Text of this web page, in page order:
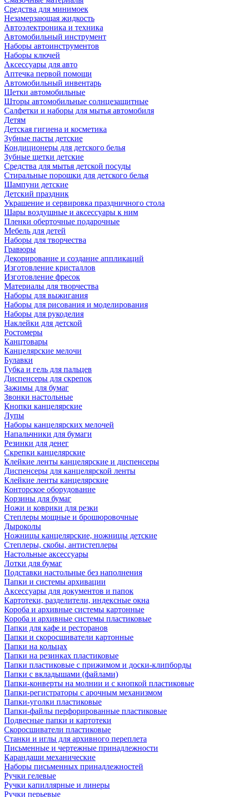
Средства для минимоек
Незамерзающая жидкость
Автоэлектроника и техника
Автомобильный инструмент
Наборы автоинструментов
Наборы ключей
Аксессуары для авто
Аптечка первой помощи
Автомобильный инвентарь
Щетки автомобильные
Шторы автомобильные солнцезащитные
Салфетки и наборы для мытья автомобиля
Детям
Детская гигиена и косметика
Зубные пасты детские
Кондиционеры для детского белья
Зубные щетки детские
Средства для мытья детской посуды
Стиральные порошки для детского белья
Шампуни детские
Детский праздник
Украшение и сервировка праздничного стола
Шары воздушные и аксессуары к ним
Пленки оберточные подарочные
Мебель для детей
Наборы для творчества
Гравюры
Декорирование и создание аппликаций
Изготовление кристаллов
Изготовление фресок
Материалы для творчества
Наборы для выжигания
Наборы для рисования и моделирования
Наборы для рукоделия
Наклейки для детской
Ростомеры
Канцтовары
Канцелярские мелочи
Булавки
Губка и гель для пальцев
Диспенсеры для скрепок
Зажимы для бумаг
Звонки настольные
Кнопки канцелярские
Лупы
Наборы канцелярских мелочей
Напальчники для бумаги
Резинки для денег
Скрепки канцелярские
Клейкие ленты канцелярские и диспенсеры
Диспенсеры для канцелярской ленты
Клейкие ленты канцелярские
Конторское оборудование
Корзины для бумаг
Ножи и коврики для резки
Степлеры мощные и брошюровочные
Дыроколы
Ножницы канцелярские, ножницы детские
Степлеры, скобы, антистеплеры
Настольные аксессуары
Лотки для бумаг
Подставки настольные без наполнения
Папки и системы архивации
Аксессуары для документов и папок
Картотеки, разделители, индексные окна
Короба и архивные системы картонные
Короба и архивные системы пластиковые
Папки для кафе и ресторанов
Папки и скоросшиватели картонные
Папки на кольцах
Папки на резинках пластиковые
Папки пластиковые с прижимом и доски-клипборды
Папки с вкладышами (файлами)
Папки-конверты на молнии и с кнопкой пластиковые
Папки-регистраторы с арочным механизмом
Папки-уголки пластиковые
Папки-файлы перфорированные пластиковые
Подвесные папки и картотеки
Скоросшиватели пластиковые
Станки и иглы для архивного переплета
Письменные и чертежные принадлежности
Карандаши механические
Наборы письменных принадлежностей
Ручки гелевые
Ручки капиллярные и линеры
Ручки перьевые